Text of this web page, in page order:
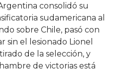
consolidó su
sudamericana al
sobre Chile, pasó con
sin el lesionado Lionel
de la selección, y
de victorias está